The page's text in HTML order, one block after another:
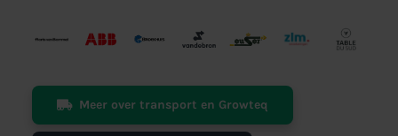
Meer over transport en Growteq